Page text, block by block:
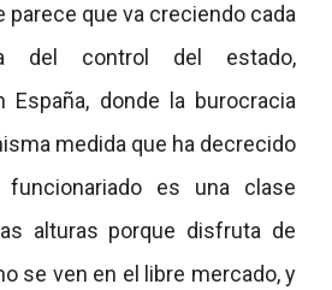
parece que va creciendo cada
del control del estado,
España, donde la burocracia
medida que ha decrecido
es una clase
alturas porque disfruta de
se ven en el libre mercado, y